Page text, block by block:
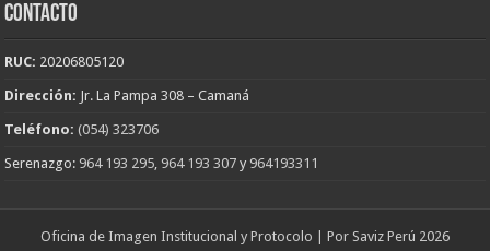
CONTACTO
RUC: 20206805120
Dirección: Jr. La Pampa 308 – Camaná
Teléfono: (054) 323706
Serenazgo: 964 193 295 964 193 307 y 964193311
Oficina de Imagen Institucional y Protocolo | Por Saviz Perú 2026